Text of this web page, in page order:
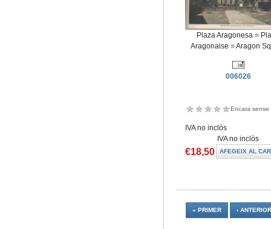
Plaza Aragonesa =
Aragonaise = Aragon
006026
Encara sense
IVA no inclòs
IVA no inclòs
€18,50
« PRIMER ‹ ANTERIOR